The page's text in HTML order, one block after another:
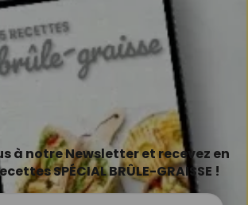
à notre Newsletter et recevez en
SPÉCIAL BRÛLE-GRAISSE !